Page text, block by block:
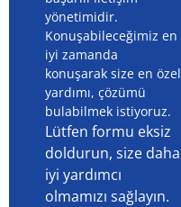
yönetimidir.
Konuşabileceğimiz en
iyi zamanda
konuşarak size en özel
yardımı, çözümü
bulabilmek istiyoruz.
Lütfen formu eksiz
doldurun, size daha
iyi yardımcı
olmamızı sağlayın.